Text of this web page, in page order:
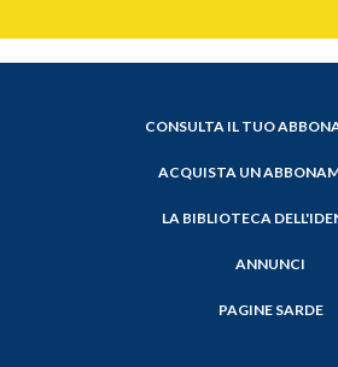
CONSULTA IL TUO
ACQUISTA UN
LA BIBLIOTECA
ANNUNCI
PAGINE SARDE